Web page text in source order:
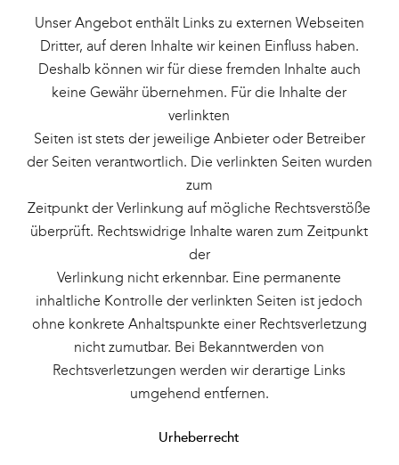
Unser Angebot enthält Links zu externen Webseiten
Dritter, auf deren Inhalte wir keinen Einfluss haben.
Deshalb können wir für diese fremden Inhalte auch
keine Gewähr übernehmen. Für die Inhalte der
verlinkten
Seiten ist stets der jeweilige Anbieter oder Betreiber
der Seiten verantwortlich. Die verlinkten Seiten wurden
zum
Zeitpunkt der Verlinkung auf mögliche Rechtsverstöße
überprüft. Rechtswidrige Inhalte waren zum Zeitpunkt
der
Verlinkung nicht erkennbar. Eine permanente
inhaltliche Kontrolle der verlinkten Seiten ist jedoch
ohne konkrete Anhaltspunkte einer Rechtsverletzung
nicht zumutbar. Bei Bekanntwerden von
Rechtsverletzungen werden wir derartige Links
umgehend entfernen.
Urheberrecht